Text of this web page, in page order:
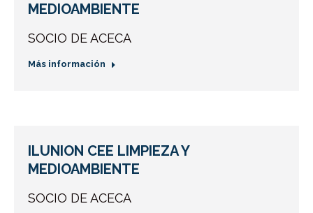
MEDIOAMBIENTE
SOCIO DE ACECA
Más información
ILUNION CEE LIMPIEZA Y
MEDIOAMBIENTE
SOCIO DE ACECA